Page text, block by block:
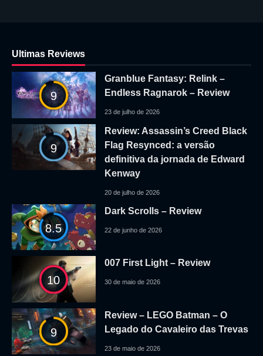
Ultimas Reviews
9
Granblue Fantasy: Relink –
Endless Ragnarok – Review
23 de julho de 2026
9
Review: Assassin’s Creed Black
Flag Resynced: a versão
definitiva da jornada de Edward
Kenway
20 de julho de 2026
8.5
Dark Scrolls – Review
22 de junho de 2026
10
007 First Light – Review
30 de maio de 2026
9
Review – LEGO Batman – O
Legado do Cavaleiro das Trevas
23 de maio de 2026